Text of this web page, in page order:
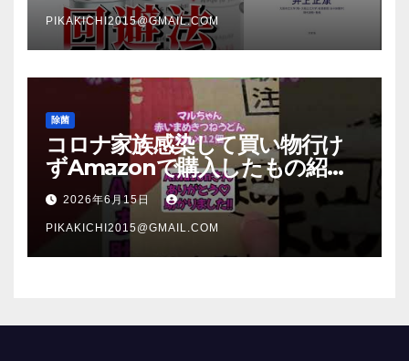
PIKAKICHI2015@GMAIL.COM
除菌
コロナ家族感染して買い物行け
ずAmazonで購入したもの紹
介 #Shorts
2026年6月15日
PIKAKICHI2015@GMAIL.COM